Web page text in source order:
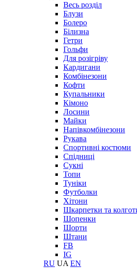
Весь розділ
Блузи
Болеро
Білизна
Гетри
Гольфи
Для розігріву
Кардигани
Комбінезони
Кофти
Купальники
Кімоно
Лосини
Майки
Напівкомбінезони
Рукава
Спортивні костюми
Спідниці
Сукні
Топи
Туніки
Футболки
Хітони
Шкарпетки та
Шопенки
Шорти
Штани
FB
IG
RU UA EN